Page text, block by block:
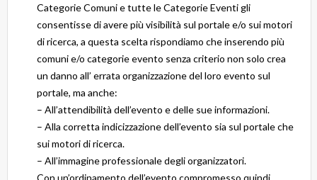
Categorie Comuni e tutte le Categorie Eventi gli
consentisse di avere più visibilità sul portale e/o sui motori
di ricerca, a questa scelta rispondiamo che inserendo più
comuni e/o categorie evento senza criterio non solo crea
un danno all’ errata organizzazione del loro evento sul
portale, ma anche:
– All’attendibilità dell’evento e delle sue informazioni.
– Alla corretta indicizzazione dell’evento sia sul portale che
sui motori di ricerca.
– All’immagine professionale degli organizzatori.
Con un’ordinamento dell’evento compromesso quindi